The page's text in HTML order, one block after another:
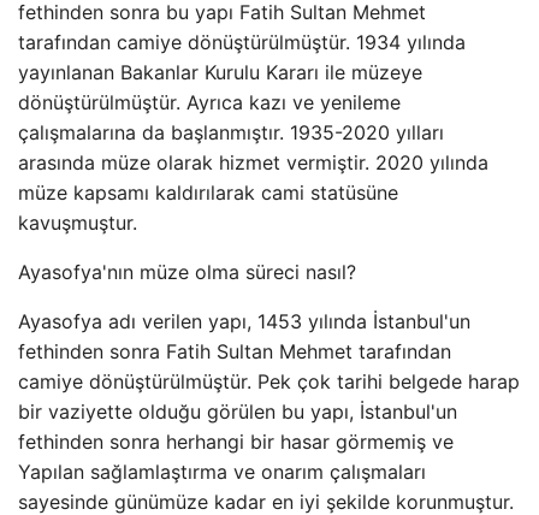
fethinden sonra bu yapı Fatih Sultan Mehmet
tarafından camiye dönüştürülmüştür. 1934 yılında
yayınlanan Bakanlar Kurulu Kararı ile müzeye
dönüştürülmüştür. Ayrıca kazı ve yenileme
çalışmalarına da başlanmıştır. 1935-2020 yılları
arasında müze olarak hizmet vermiştir. 2020 yılında
müze kapsamı kaldırılarak cami statüsüne
kavuşmuştur.
Ayasofya'nın müze olma süreci nasıl?
Ayasofya adı verilen yapı, 1453 yılında İstanbul'un
fethinden sonra Fatih Sultan Mehmet tarafından
camiye dönüştürülmüştür. Pek çok tarihi belgede harap
bir vaziyette olduğu görülen bu yapı, İstanbul'un
fethinden sonra herhangi bir hasar görmemiş ve
Yapılan sağlamlaştırma ve onarım çalışmaları
sayesinde günümüze kadar en iyi şekilde korunmuştur.